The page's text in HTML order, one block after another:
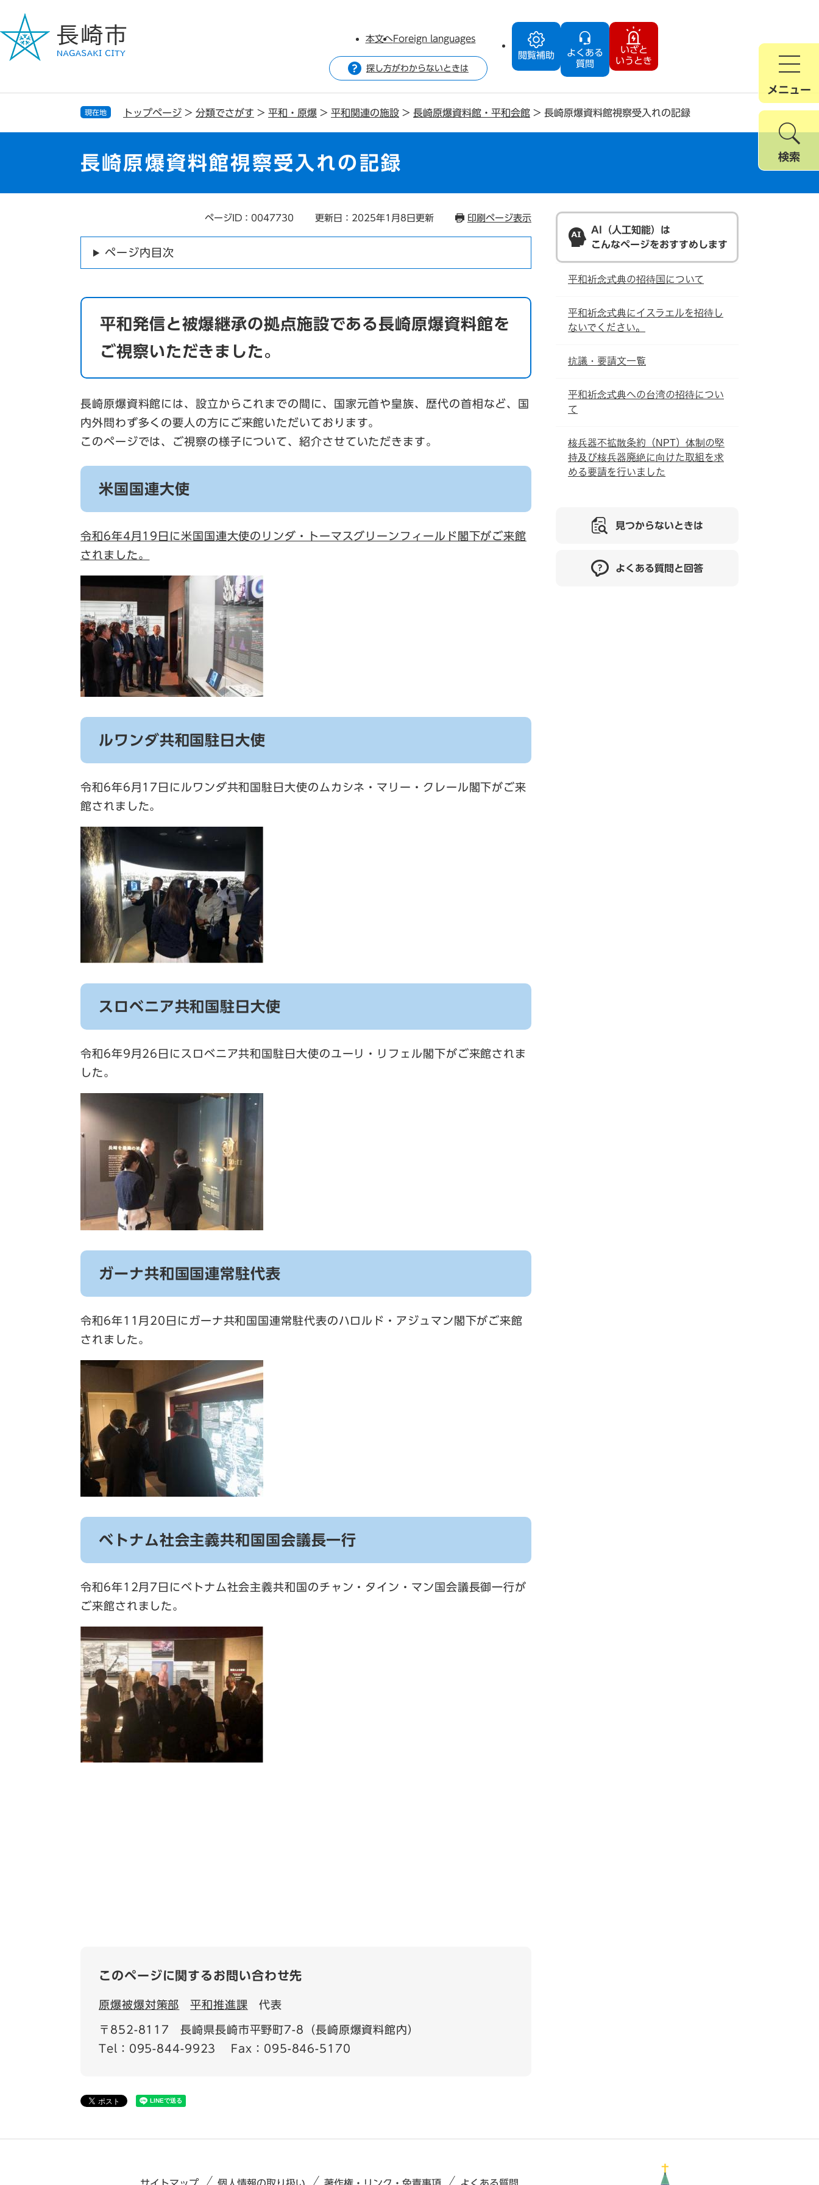
ジ
で
ュ
ば
閲覧補助
よくある
質問
いざと
いうとき
本文へForeign languages
探し方がわからないときは
メニュー
検索
現在地 トップページ > 分類でさがす > 平和・原爆 > 平和関連の施設 > 長崎原爆資料館・平和会館 > 長崎原爆資料館視察受入れの記録
長崎原爆資料館視察受入れの記録
ページID：0047730 更新日：2025年1月8日更新 印刷ページ表示
ページ内目次
平和発信と被爆継承の拠点施設である長崎原爆資料館を
ご視察いただきました。
長崎原爆資料館には、設立からこれまでの間に、国家元首や皇族、歴代の首相など、国
内外問わず多くの要人の方にご来館いただいております。
このページでは、ご視察の様子について、紹介させていただきます。
米国国連大使
令和6年4月19日に米国国連大使のリンダ・トーマスグリーンフィールド閣下がご来館
されました。
ルワンダ共和国駐日大使
令和6年6月17日にルワンダ共和国駐日大使のムカシネ・マリー・クレール閣下がご来
館されました。
スロベニア共和国駐日大使
​令和6年9月26日にスロベニア共和国駐日大使のユーリ・リフェル閣下がご来館されま
した。
ガーナ共和国国連常駐代表
令和6年11月20日にガーナ共和国国連常駐代表のハロルド・アジュマン閣下がご来館
されました。
ベトナム社会主義共和国国会議長一行
令和6年12月7日にベトナム社会主義共和国のチャン・タイン・マン国会議長御一行が
ご来館されました。
このページに関するお問い合わせ先
原爆被爆対策部 平和推進課 代表
〒852-8117
長崎県長崎市平野町7-8（長崎原爆資料館内）
Tel：095-844-9923
Fax：095-846-5170
AI（人工知能）は
こんなページをおすすめします
平和祈念式典の招待国について
平和祈念式典にイスラエルを招待し
ないでください。
抗議・要請文一覧
平和祈念式典への台湾の招待につい
て
核兵器不拡散条約（NPT）体制の堅
持及び核兵器廃絶に向けた取組を求
める要請を行いました
見つからないときは
よくある質問と回答